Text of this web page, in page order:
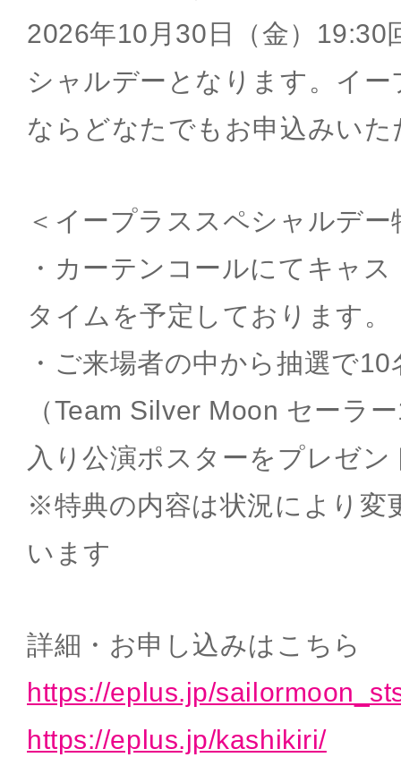
2026年10月30日（金）19:30
シャルデーとなります。イ
ならどなたでもお申込みいた
＜イープラススペシャルデー
・カーテンコールにてキャ
タイムを予定しております。
・ご来場者の中から抽選で
（Team Silver Moon セーラ
入り公演ポスターをプレゼ
※特典の内容は状況により変
います
詳細・お申し込みはこちら
https://eplus.jp/
https://eplus.jp/kashikiri/